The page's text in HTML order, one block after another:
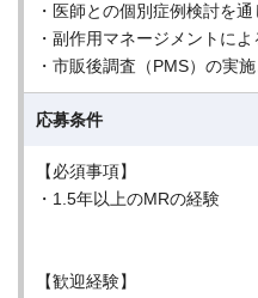
・医師との個別症例検討を
・副作用マネージメントに
・市販後調査（PMS）の実
応募条件
【必須事項】
・1.5年以上のMRの経験
【歓迎経験】